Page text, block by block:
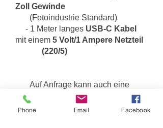
Zoll Gewinde
(Fotoindustrie Standard)
- 1 Meter langes USB-C Kabel
mit einem 5 Volt/1 Ampere Netzteil
(220/5)
Auf Anfrage kann auch eine
Version mit
Systemoszillationskontrolle
Phone Email Facebook